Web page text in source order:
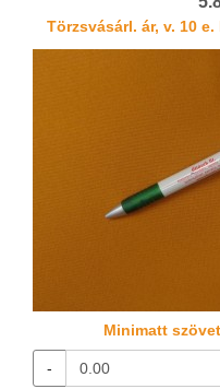
Törzsvásárl. ár, v. 10
Minimatt
-